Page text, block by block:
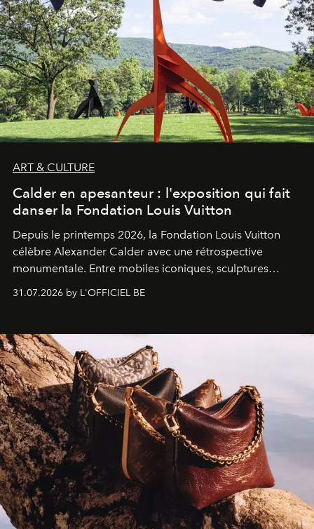
ART & CULTURE
Calder en apesanteur : l'exposition qui fait
danser la Fondation Louis Vuitton
Depuis le printemps 2026, la Fondation Louis Vuitton
célèbre Alexander Calder avec une rétrospective
monumentale. Entre mobiles iconiques, sculptures
monumentales et poésie du mouvement, l'artiste
américain investit les espaces imaginés par Frank Gehry
sculpture.
31.07.2026 by L'OFFICIEL BE